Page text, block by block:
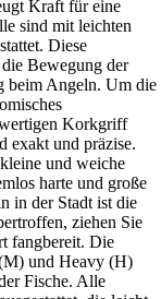
Kraft für eine
sind mit leichten
Diese
Bewegung der
beim Angeln. Um die
Korkgriff
exakt und präzise.
und weiche
harte und große
in der Stadt ist die
ziehen Sie
fangbereit. Die
und Heavy (H)
Fische. Alle